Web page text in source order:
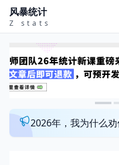
风暴统计
Z stats